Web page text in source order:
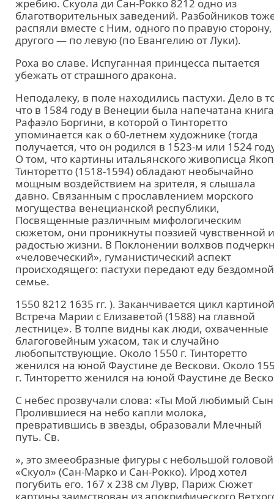
жребию. Скуола ди Сан-Рокко 8212 одно из
благотворительных заведений. Разбойников
распяли вместе с Ним, одного по правую
другого — по левую (по Евангелию от Луки).
Роха во славе. Испуганная принцесса пытается
убежать от страшного дракона.
Неподалеку, в поле находились пастухи. Дело в
что в 1584 году в Венеции была напечатана книга
Рафаэло Боргини, в которой о Тинторетто
упоминается как о 60-летнем художнике (тогда
получается, что он родился в 1523-м или 1524
О том, что картины итальянского живописца
Тинторетто (1518-1594) обладают необычайно
мощным воздействием на зрителя, я слышала
давно. Связанным с прославлением морского
могущества венецианской республики,
Посвященные различным мифологическим
сюжетом, они проникнуты поэзией чувственной и
радостью жизни. В Поклонении волхвов
«человеческий», гуманистический аспект
происходящего: пастухи передают еду бездомной
семье.
1550 8212 1635 гг. ). Заканчивается цикл картиной
Встреча Марии с Елизаветой (1588) на главной
лестнице». В толпе видны как люди, охваченные
благоговейным ужасом, так и случайно
любопытствующие. Около 1550 г. Тинторетто
женился на юной Фаустине де Вескови. Около
г. Тинторетто женился на юной Фаустине де
С небес прозвучали слова: «Ты Мой любимый
Пролившиеся на небо капли молока,
превратившись в звезды, образовали Млечный
путь. Св.
», это змееобразные фигуры с небольшой
«Скуол» (Сан-Марко и Сан-Рокко). Ирод хотел
погубить его. 167 x 238 см Лувр, Париж Сюжет
картины заимствован из апокрифического